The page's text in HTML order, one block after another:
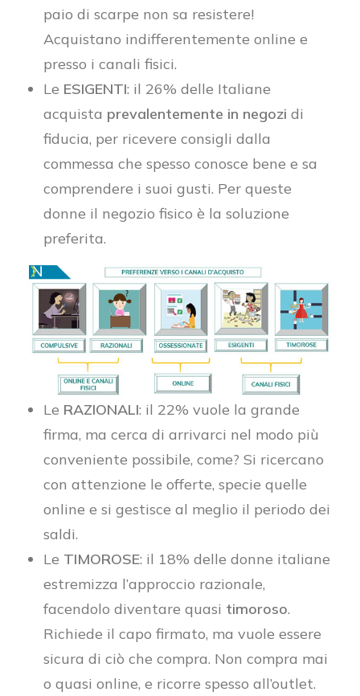
paio di scarpe non sa resistere!
Acquistano indifferentemente online e
presso i canali fisici.
Le ESIGENTI: il 26% delle Italiane
acquista prevalentemente in negozi di
fiducia, per ricevere consigli dalla
commessa che spesso conosce bene e sa
comprendere i suoi gusti. Per queste
donne il negozio fisico è la soluzione
preferita.
Le RAZIONALI: il 22% vuole la grande
firma, ma cerca di arrivarci nel modo più
conveniente possibile, come? Si ricercano
con attenzione le offerte, specie quelle
online e si gestisce al meglio il periodo dei
saldi.
Le TIMOROSE: il 18% delle donne italiane
estremizza l’approccio razionale,
facendolo diventare quasi timoroso.
Richiede il capo firmato, ma vuole essere
sicura di ciò che compra. Non compra mai
o quasi online, e ricorre spesso all’outlet.